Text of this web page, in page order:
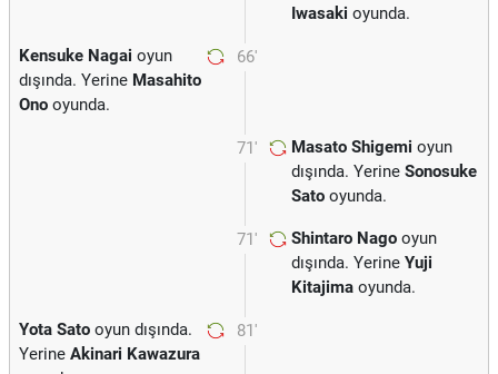
Iwasaki oyunda.
66'
Kensuke Nagai oyun
dışında. Yerine Masahito
Ono oyunda.
71' Masato Shigemi oyun
dışında. Yerine Sonosuke
Sato oyunda.
71' Shintaro Nago oyun
dışında. Yerine Yuji
Kitajima oyunda.
81'
Yota Sato oyun dışında.
Yerine Akinari Kawazura